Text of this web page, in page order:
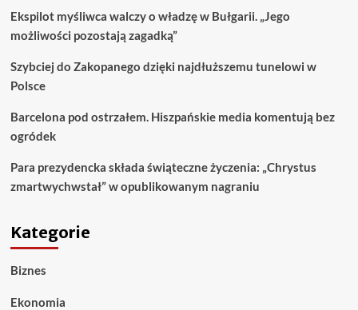
Ekspilot myśliwca walczy o władzę w Bułgarii. „Jego
możliwości pozostają zagadką”
Szybciej do Zakopanego dzięki najdłuższemu tunelowi w
Polsce
Barcelona pod ostrzałem. Hiszpańskie media komentują bez
ogródek
Para prezydencka składa świąteczne życzenia: „Chrystus
zmartwychwstał” w opublikowanym nagraniu
Kategorie
Biznes
Ekonomia